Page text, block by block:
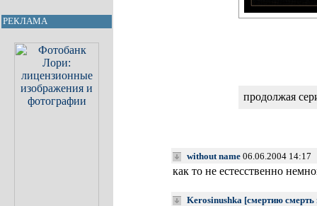
РЕКЛАМА
продолжая
without name 06.06.2004 14:17
как то не естесственно
Kerosinushka [смертию смерть